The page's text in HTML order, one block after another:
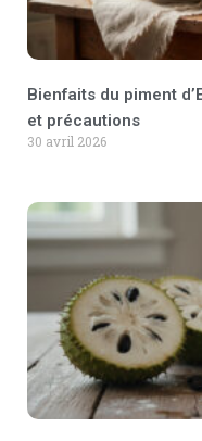
Bienfaits du piment
et précautions
30 avril 2026